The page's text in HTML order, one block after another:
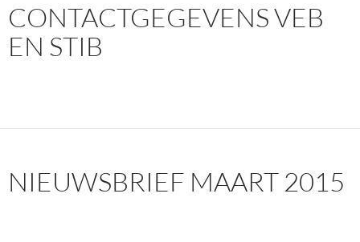
CONTACTGEGEVENS VEB
EN STIB
NIEUWSBRIEF MAART 2015